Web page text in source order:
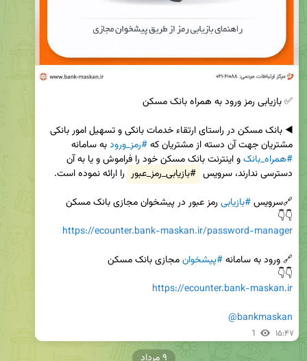
مشتریان جهت آن دسته از مشتریان که #رمز_ورود به سامانه
#همراه_بانک
دسترسی ندارند، سرویس #بازیابی_رمز_عبور
🔗سرویس #بازیابی
👇👇
https://ecounter.bank-maskan.ir/password-manager
🔗 ورود به سامانه #پیشخوان
👇👇
https://ecounter.bank-maskan.ir
@bankmaskan
1 ۱۵:۴۷